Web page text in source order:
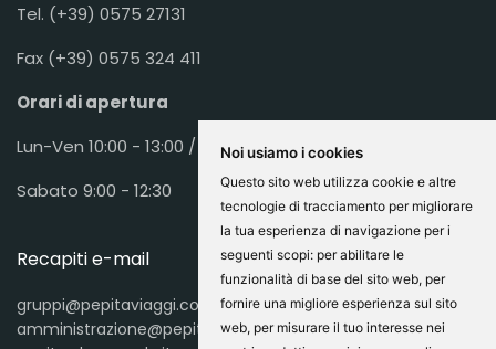
Noi usiamo i cookies
Questo sito web utilizza cookie e altre
tecnologie di tracciamento per migliorare
la tua esperienza di navigazione per i
seguenti scopi: per abilitare le
funzionalità di base del sito web, per
fornire una migliore esperienza sul sito
web, per misurare il tuo interesse nei
Tel. (+39) 0575 27131
Fax (+39) 0575 324 411
Orari di apertura
Lun-Ven 10:00 - 13:00 / 16:00 - 19:30
Sabato 9:00 - 12:30
Recapiti e-mail
gruppi@pepitaviaggi.com
amministrazione@pepitaviaggi.com